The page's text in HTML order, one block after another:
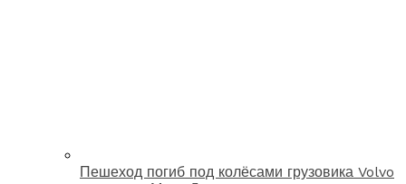
Пешеход погиб под колёсами грузовика Volvo